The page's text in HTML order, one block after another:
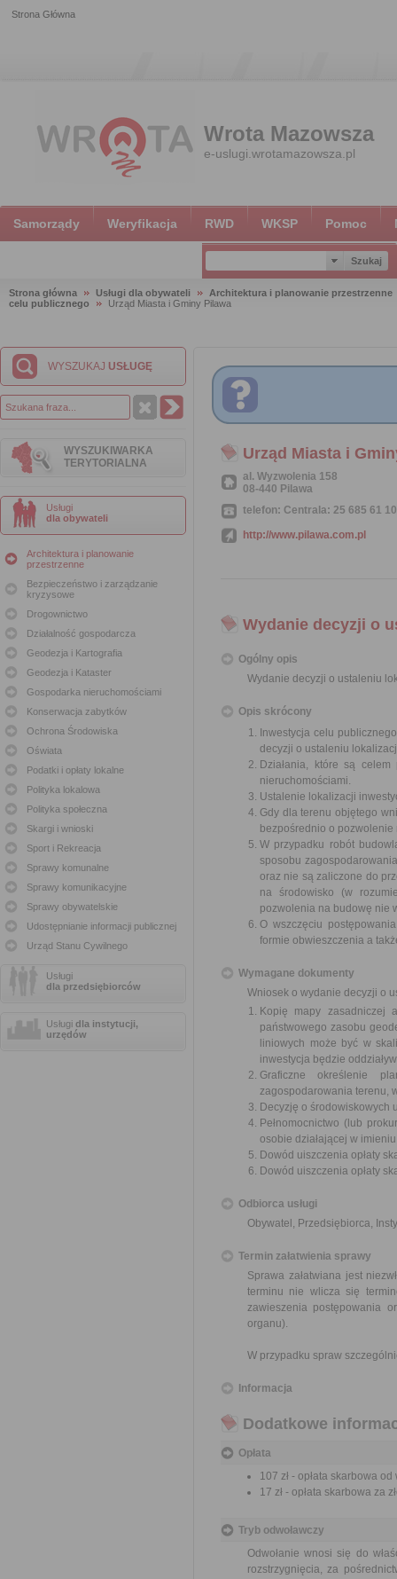
Strona Główna
Wrota Mazowsza
e-uslugi.wrotamazowsza.pl
Samorządy Weryfikacja RWD WKSP Pomoc
Strona główna Usługi dla obywateli
Architektura i planowanie przestrzenne
celu publicznego
Urząd Miasta i Gminy Pilawa
WYSZUKAJ USŁUGĘ
WYSZUKIWARKA
TERYTORIALNA
Usługi
dla obywateli
Architektura i planowanie
przestrzenne
Bezpieczeństwo i zarządzanie
kryzysowe
Drogownictwo
Działalność gospodarcza
Geodezja i Kartografia
Geodezja i Kataster
Gospodarka nieruchomościami
Konserwacja zabytków
Ochrona Środowiska
Oświata
Podatki i opłaty lokalne
Polityka lokalowa
Polityka społeczna
Skargi i wnioski
Sport i Rekreacja
Sprawy komunalne
Sprawy komunikacyjne
Sprawy obywatelskie
Udostępnianie informacji publicznej
Urząd Stanu Cywilnego
Usługi
dla przedsiębiorców
Usługi dla instytucji,
urzędów
Urząd Miasta i
al. Wyzwolenia 158
08-440 Pilawa
telefon: Centrala: 25 685 61 10
http://www.pilawa.com.pl
Wydanie decyzji o
Ogólny opis
Wydanie decyzji o ustaleniu
Opis skrócony
Inwestycja celu
decyzji o ustaleniu
Działania, które są
nieruchomościami.
Ustalenie lokalizacji
Gdy dla terenu objętego
bezpośrednio o
W przypadku robót
sposobu
oraz nie są zaliczone do
na środowisko (w
pozwolenia na budowę nie
O wszczęciu
formie obwieszczenia a
Wymagane dokumenty
Wniosek o wydanie decyzji o
Kopię mapy zasadniczej
państwowego zasobu
liniowych może być w
inwestycja będzie
Graficzne określenie
zagospodarowania terenu,
Decyzję o środowiskowych
Pełnomocnictwo (lub
osobie działającej w
Dowód uiszczenia opłaty
Dowód uiszczenia opłaty
Odbiorca usługi
Obywatel, Przedsiębiorca,
Termin załatwienia sprawy
Sprawa załatwiana jest
terminu nie wlicza się
zawieszenia postępowania
organu).
W przypadku spraw
Informacja
Dodatkowe
Opłata
107 zł - opłata skarbowa
17 zł - opłata skarbowa za
Tryb odwoławczy
Odwołanie wnosi się do
rozstrzygnięcia, za